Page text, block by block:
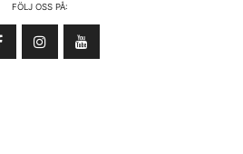
FÖLJ OSS PÅ: